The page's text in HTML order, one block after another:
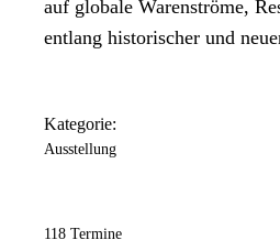
auf globale Warenströme,
entlang historischer und
Kategorie:
Ausstellung
118 Termine